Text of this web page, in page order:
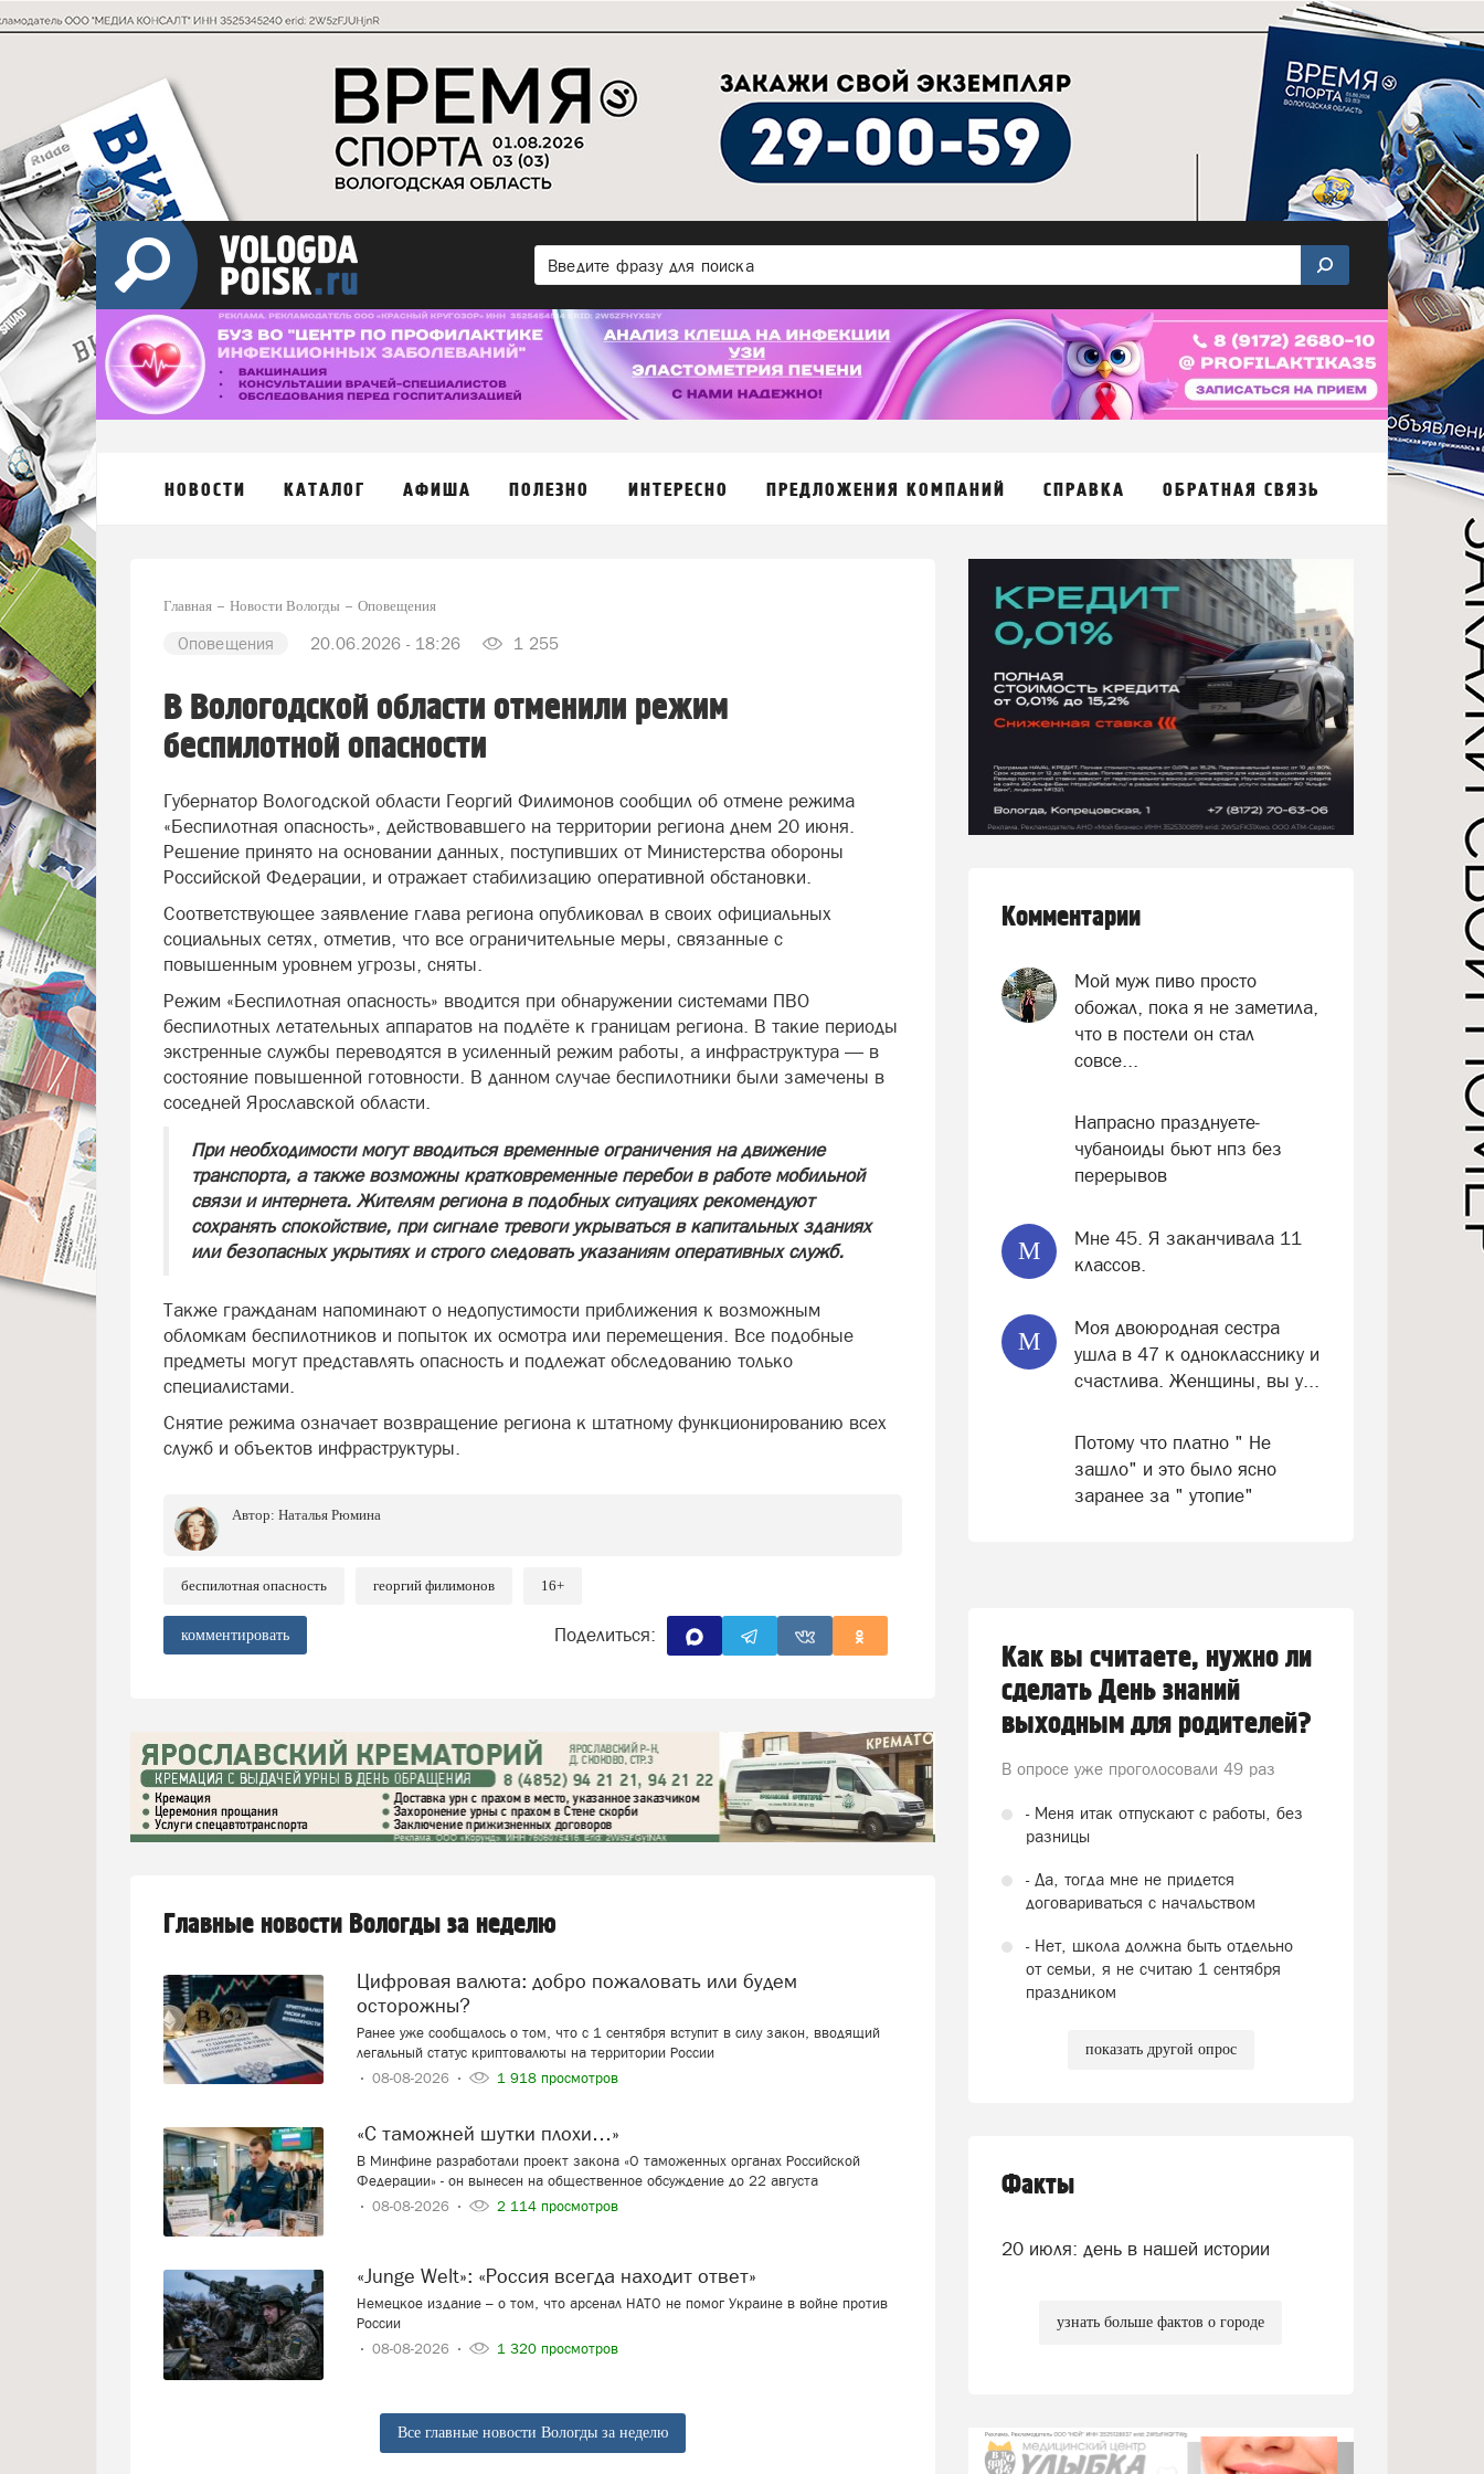
НОВОСТИ КАТАЛОГ АФИША ПОЛЕЗНО ИНТЕРЕСНО ПРЕДЛОЖЕНИЯ КОМПАНИЙ СПРАВКА ОБРАТНАЯ СВЯЗЬ
Главная Новости Вологды Оповещения
Оповещения 20.06.2026 - 18:26 1 255
В Вологодской области отменили режим
беспилотной опасности
Губернатор Вологодской области Георгий Филимонов сообщил об отмене режима
«Беспилотная опасность», действовавшего на территории региона днем 20 июня.
Решение принято на основании данных, поступивших от Министерства обороны
Российской Федерации, и отражает стабилизацию оперативной обстановки.
Соответствующее заявление глава региона опубликовал в своих официальных
социальных сетях, отметив, что все ограничительные меры, связанные с
повышенным уровнем угрозы, сняты.
Режим «Беспилотная опасность» вводится при обнаружении системами ПВО
беспилотных летательных аппаратов на подлёте к границам региона. В такие периоды
экстренные службы переводятся в усиленный режим работы, а инфраструктура — в
состояние повышенной готовности. В данном случае беспилотники были замечены в
соседней Ярославской области.
При необходимости могут вводиться временные ограничения на движение
транспорта, а также возможны кратковременные перебои в работе мобильной
связи и интернета. Жителям региона в подобных ситуациях рекомендуют
сохранять спокойствие, при сигнале тревоги укрываться в капитальных зданиях
или безопасных укрытиях и строго следовать указаниям оперативных служб.
Также гражданам напоминают о недопустимости приближения к возможным
обломкам беспилотников и попыток их осмотра или перемещения. Все подобные
предметы могут представлять опасность и подлежат обследованию только
специалистами.
Снятие режима означает возвращение региона к штатному функционированию всех
служб и объектов инфраструктуры.
Автор: Наталья Рюмина
беспилотная опасность георгий филимонов 16+
комментировать Поделиться:
Главные новости Вологды за неделю
Цифровая валюта: добро пожаловать или будем
осторожны?
Ранее уже сообщалось о том, что с 1 сентября вступит в силу закон, вводящий
легальный статус криптовалюты на территории России
08-08-2026
1 918 просмотров
«С таможней шутки плохи…»
В Минфине разработали проект закона «О таможенных органах Российской
Федерации» - он вынесен на общественное обсуждение до 22 августа
08-08-2026
2 114 просмотров
«Junge Welt»: «Россия всегда находит ответ»
Немецкое издание – о том, что арсенал НАТО не помог Украине в войне против
России
08-08-2026
1 320 просмотров
Все главные новости Вологды за неделю
Комментарии
Мой муж пиво просто
обожал, пока я не заметила,
что в постели он стал
совсе...
Напрасно празднуете-
чубаноиды бьют нпз без
перерывов
М
Мне 45. Я заканчивала 11
классов.
М
Моя двоюродная сестра
ушла в 47 к однокласснику и
счастлива. Женщины, вы у...
Потому что платно " Не
зашло" и это было ясно
заранее за " утопие"
Как вы считаете, нужно ли
сделать День знаний
выходным для родителей?
В опросе уже проголосовали 49 раз
- Меня итак отпускают с работы, без
разницы
- Да, тогда мне не придется
договариваться с начальством
- Нет, школа должна быть отдельно
от семьи, я не считаю 1 сентября
праздником
показать другой опрос
Факты
20 июля: день в нашей истории
узнать больше фактов о городе